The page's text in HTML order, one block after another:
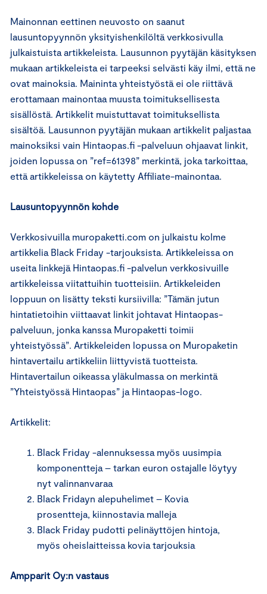
Mainonnan eettinen neuvosto on saanut
lausuntopyynnön yksityishenkilöltä verkkosivulla
julkaistuista artikkeleista. Lausunnon pyytäjän käsityksen
mukaan artikkeleista ei tarpeeksi selvästi käy ilmi, että ne
ovat mainoksia. Maininta yhteistyöstä ei ole riittävä
erottamaan mainontaa muusta toimituksellisesta
sisällöstä. Artikkelit muistuttavat toimituksellista
sisältöä. Lausunnon pyytäjän mukaan artikkelit paljastaa
mainoksiksi vain Hintaopas.fi -palveluun ohjaavat linkit,
joiden lopussa on ”ref=61398” merkintä, joka tarkoittaa,
että artikkeleissa on käytetty Affiliate-mainontaa.
Lausuntopyynnön kohde
Verkkosivuilla muropaketti.com on julkaistu kolme
artikkelia Black Friday -tarjouksista. Artikkeleissa on
useita linkkejä Hintaopas.fi -palvelun verkkosivuille
artikkeleissa viitattuihin tuotteisiin. Artikkeleiden
loppuun on lisätty teksti kursiivilla: ”Tämän jutun
hintatietoihin viittaavat linkit johtavat Hintaopas-
palveluun, jonka kanssa Muropaketti toimii
yhteistyössä”. Artikkeleiden lopussa on Muropaketin
hintavertailu artikkeliin liittyvistä tuotteista.
Hintavertailun oikeassa yläkulmassa on merkintä
”Yhteistyössä Hintaopas” ja Hintaopas-logo.
Artikkelit:
Black Friday -alennuksessa myös uusimpia
komponentteja – tarkan euron ostajalle löytyy
nyt valinnanvaraa
Black Fridayn alepuhelimet – Kovia
prosentteja, kiinnostavia malleja
Black Friday pudotti pelinäyttöjen hintoja,
myös oheislaitteissa kovia tarjouksia
Ampparit Oy:n vastaus